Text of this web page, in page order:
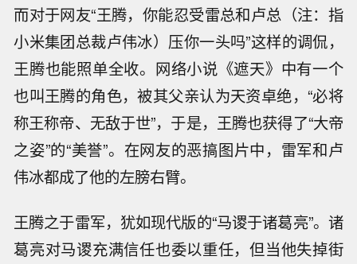
而对于网友“王腾，你能忍受雷总和卢总（注：指
小米集团总裁卢伟冰）压你一头吗”这样的调侃，
王腾也能照单全收。网络小说《遮天》中有一个
也叫王腾的角色，被其父亲认为天资卓绝，“必将
称王称帝、无敌于世”，于是，王腾也获得了“大帝
之姿”的“美誉”。在网友的恶搞图片中，雷军和卢
伟冰都成了他的左膀右臂。
王腾之于雷军，犹如现代版的“马谡于诸葛亮”。诸
葛亮对马谡充满信任也委以重任，但当他失掉街